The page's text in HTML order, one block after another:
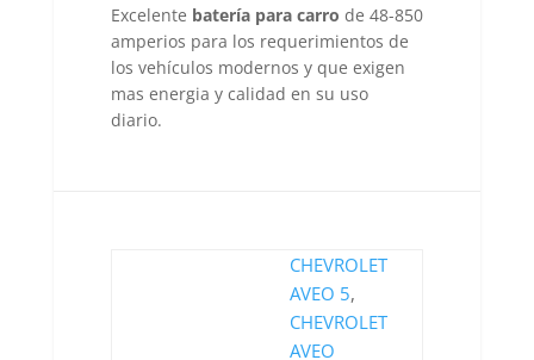
Excelente batería para carro de 48-850
amperios para los requerimientos de
los vehículos modernos y que exigen
mas energia y calidad en su uso
diario.
CHEVROLET
AVEO 5,
CHEVROLET
AVEO